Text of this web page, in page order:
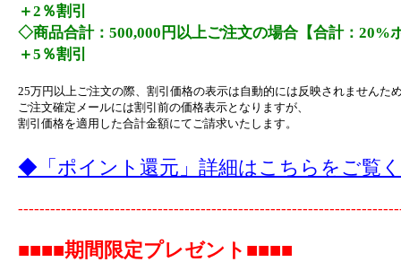
＋2％割引
◇商品合計：500,000円以上ご注文の場合【合計：20%
＋5％割引
25万円以上ご注文の際、割引価格の表示は自動的には反映されませんた
ご注文確定メールには割引前の価格表示となりますが、
割引価格を適用した合計金額にてご請求いたします。
◆「ポイント還元」詳細はこちらをご覧
■■■■期間限定プレゼント■■■■